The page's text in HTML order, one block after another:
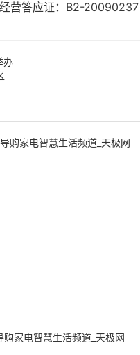
营答应证：B2-20090237
办
购家电智慧生活频道_天极网